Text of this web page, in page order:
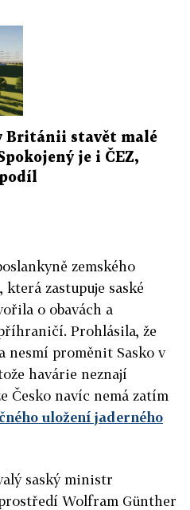
Británii stavět malé
je i ČEZ,
zemského
která zastupuje saské
o obavách a
Prohlásila, že
nesmí proměnit Sasko v
havárie neznají
Česko navíc nemá zatím
uložení jaderného
saský ministr
Wolfram Günther